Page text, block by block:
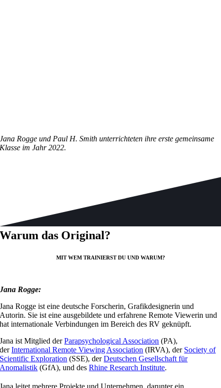
Jana Rogge und Paul H. Smith unterrichteten ihre erste gemeinsame
Klasse im Jahr 2022.
Warum das Original?
MIT WEM TRAINIERST DU UND WARUM?
Jana Rogge:
Jana Rogge ist eine deutsche Forscherin, Grafikdesignerin und
Autorin. Sie ist eine ausgebildete und erfahrene Remote Viewerin und
hat internationale Verbindungen im Bereich des RV geknüpft.
Jana ist Mitglied derParapsychological Association (PA),
derInternational Remote Viewing Association (IRVA), der Society of
Scientific Exploration (SSE), derDeutschen Gesellschaft für
Anomalistik (GfA), und desRhine Research Institute.